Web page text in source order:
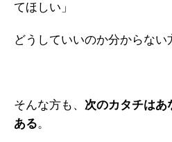
てほしい」
どうしていいのか分からない
そんな方も、 次のカタチはあ
ある。